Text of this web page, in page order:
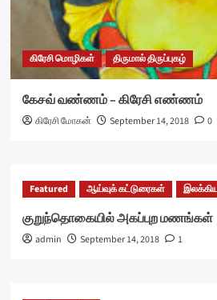
கிரேசி மொழிகள் திருமால் திருப்புகழ்
கேசவ் வண்ணம் – கிரேசி எண்ணம்
கிரேசி மோகன் September 14, 2018 0
Featured ஆய்வுக் கட்டுரைகள்
குறுந்தொகையில் அகப்புற மணங்கள்
admin September 14, 2018 1